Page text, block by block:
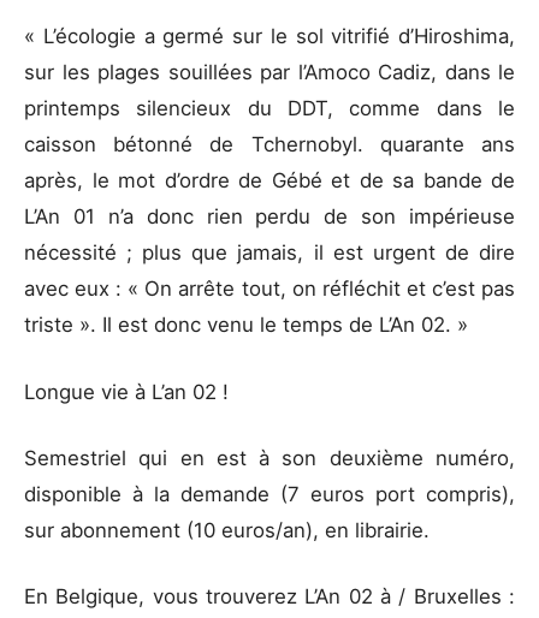
« L’écologie a germé sur le sol vitrifié d’Hiroshima,
sur les plages souillées par l’Amoco Cadiz, dans le
printemps silencieux du DDT, comme dans le
caisson bétonné de Tchernobyl. quarante ans
après, le mot d’ordre de Gébé et de sa bande de
L’An 01 n’a donc rien perdu de son impérieuse
nécessité ; plus que jamais, il est urgent de dire
avec eux : « On arrête tout, on réfléchit et c’est pas
triste ». Il est donc venu le temps de L’An 02. »
Longue vie à L’an 02 !
Semestriel qui en est à son deuxième numéro,
disponible à la demande (7 euros port compris),
sur abonnement (10 euros/an), en librairie.
En Belgique, vous trouverez L’An 02 à / Bruxelles :